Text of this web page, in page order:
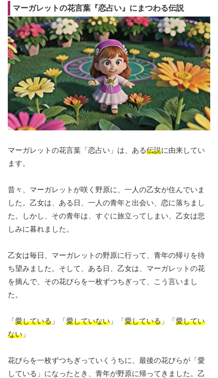
マーガレットの花言葉『恋占い』にまつわる伝説
マーガレットの花言葉「恋占い」は、ある伝説に由来してい
ます。
昔々、マーガレットが咲く野原に、一人の乙女が住んでいま
した。乙女は、ある日、一人の青年と出会い、恋に落ちまし
た。しかし、その青年は、すぐに旅立ってしまい、乙女は悲
しみに暮れました。
乙女は毎日、マーガレットの野原に行って、青年の帰りを待
ち望みました。そして、ある日、乙女は、マーガレットの花
を摘んで、その花びらを一枚ずつちぎって、こう言いまし
た。
「愛している 」「愛していない 」「愛している 」「愛してい
ない 」
花びらを一枚ずつちぎっていくうちに、最後の花びらが「愛
している」になったとき、青年が野原に帰ってきました。乙